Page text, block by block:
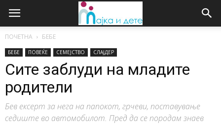
ПОЧЕТНА БЕБЕ
БЕБЕ ПОВЕЌЕ СЕМЕЈСТВО СЛАЈДЕР
Сите заблуди на младите
родители
Бев ексерт за нега на папокот, грчеви, поставување
седиште во автомобилот. Пред да се породам знаев